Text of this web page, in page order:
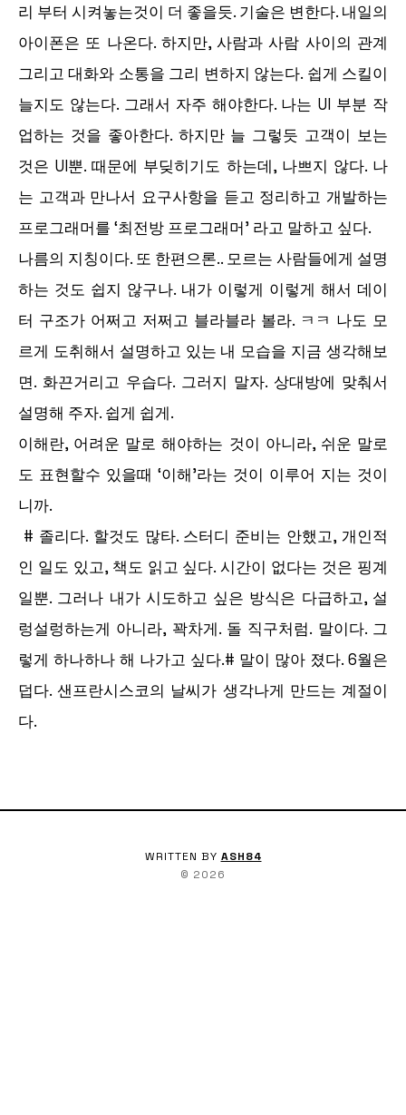
리 부터 시켜놓는것이 더 좋을듯. 기술은 변한다. 내일의
아이폰은 또 나온다. 하지만, 사람과 사람 사이의 관계
그리고 대화와 소통을 그리 변하지 않는다. 쉽게 스킬이
늘지도 않는다. 그래서 자주 해야한다. 나는 UI 부분 작
업하는 것을 좋아한다. 하지만 늘 그렇듯 고객이 보는
것은 UI뿐. 때문에 부딪히기도 하는데, 나쁘지 않다. 나
는 고객과 만나서 요구사항을 듣고 정리하고 개발하는
프로그래머를 ‘최전방 프로그래머’ 라고 말하고 싶다.
나름의 지칭이다. 또 한편으론.. 모르는 사람들에게 설명
하는 것도 쉽지 않구나. 내가 이렇게 이렇게 해서 데이
터 구조가 어쩌고 저쩌고 블라블라 볼라. ㅋㅋ 나도 모
르게 도취해서 설명하고 있는 내 모습을 지금 생각해보
면. 화끈거리고 우습다. 그러지 말자. 상대방에 맞춰서
설명해 주자. 쉽게 쉽게.
이해란, 어려운 말로 해야하는 것이 아니라, 쉬운 말로
도 표현할수 있을때 ‘이해’라는 것이 이루어 지는 것이
니까.
# 졸리다. 할것도 많타. 스터디 준비는 안했고, 개인적
인 일도 있고, 책도 읽고 싶다. 시간이 없다는 것은 핑계
일뿐. 그러나 내가 시도하고 싶은 방식은 다급하고, 설
렁설렁하는게 아니라, 꽉차게. 돌 직구처럼. 말이다. 그
렇게 하나하나 해 나가고 싶다.# 말이 많아 졌다. 6월은
덥다. 샌프란시스코의 날씨가 생각나게 만드는 계절이
다.
WRITTEN BY ASH84
© 2026